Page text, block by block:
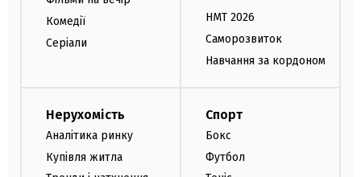
Комедії
Серіали
НМТ 2026
Саморозвиток
Навчання за кордоном
Нерухомість
Аналітика ринку
Купівля житла
Спорт
Бокс
Футбол